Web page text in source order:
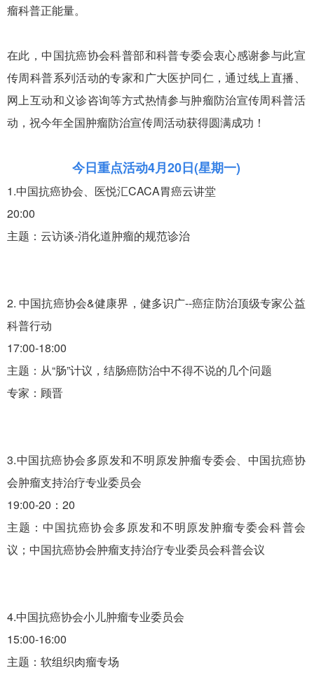
瘤科普正能量。
在此，中国抗癌协会科普部和科普专委会衷心感谢参与此宣
传周科普系列活动的专家和广大医护同仁，通过线上直播、
网上互动和义诊咨询等方式热情参与肿瘤防治宣传周科普活
动，祝今年全国肿瘤防治宣传周活动获得圆满成功！
今日重点活动4月20日(星期一)
1.中国抗癌协会、医悦汇CACA胃癌云讲堂
20:00
主题：云访谈-消化道肿瘤的规范诊治
2. 中国抗癌协会&健康界，健多识广--癌症防治顶级专家公益
科普行动
17:00-18:00
主题：从“肠”计议，结肠癌防治中不得不说的几个问题
专家：顾晋
3.中国抗癌协会多原发和不明原发肿瘤专委会、中国抗癌协
会肿瘤支持治疗专业委员会
19:00-20：20
主题：中国抗癌协会多原发和不明原发肿瘤专委会科普会
议；中国抗癌协会肿瘤支持治疗专业委员会科普会议
4.中国抗癌协会小儿肿瘤专业委员会
15:00-16:00
主题：软组织肉瘤专场